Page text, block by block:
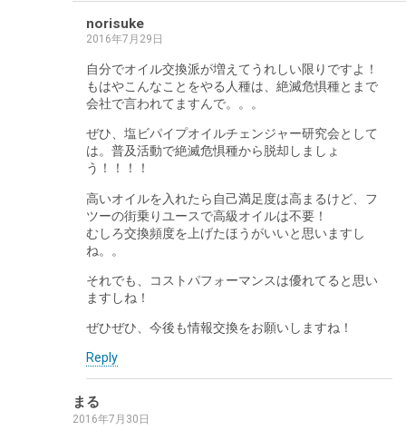
norisuke
2016年7月29日
自分でオイル交換派が増えてうれしい限りですよ！
もはやこんなことをやる人種は、絶滅危惧種とまで
会社で言われてますんで。。。
ぜひ、塩ビパイプオイルチェンジャー研究会として
は。普及活動で絶滅危惧種から脱却しましょ
う！！！！
高いオイルを入れたら自己満足度は高まるけど、フ
ツーの街乗りユースで高級オイルは不要！
むしろ交換頻度を上げたほうがいいと思いますし
ね。。
それでも、コストパフォーマンスは優れてると思い
ますしね！
ぜひぜひ、今後も情報交換をお願いしますね！
Reply
まる
2016年7月30日